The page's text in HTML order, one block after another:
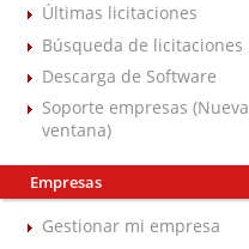
Últimas licitaciones
Búsqueda de licitaciones
Descarga de Software
Soporte empresas (Nueva
ventana)
Empresas
Gestionar mi empresa